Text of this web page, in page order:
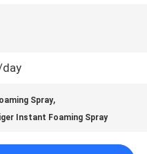
day
Spray,
Instant Foaming Spray